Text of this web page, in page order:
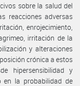
sobre la salud del
reacciones adversas
enrojecimiento,
irritación de la
y alteraciones
crónica a estos
hipersensibilidad y
en la probabilidad de